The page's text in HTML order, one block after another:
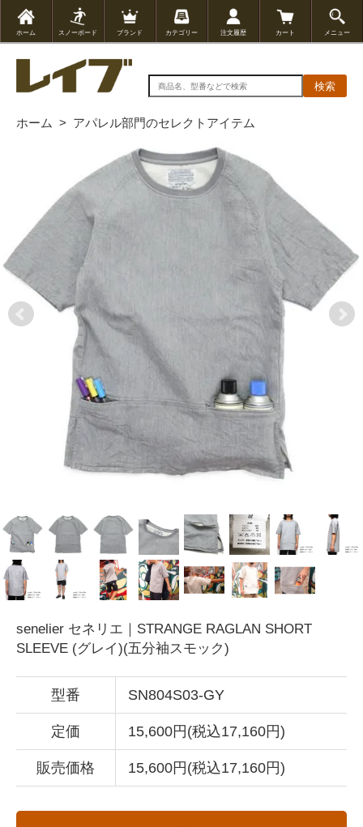
ホーム スノーボード ブランド カテゴリー 注文履歴 カート メニュー
検索
ホーム > アパレル部門のセレクトアイテム
senelier セネリエ｜STRANGE RAGLAN SHORT
SLEEVE (グレイ)(五分袖スモック)
型番 SN804S03-GY
定価 15,600円(税込17,160円)
販売価格 15,600円(税込17,160円)